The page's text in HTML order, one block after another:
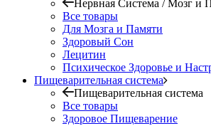
Нервная Система / Мозг и
Все товары
Для Мозга и Памяти
Здоровый Сон
Лецитин
Психическое Здоровье и
Пищеварительная система
Пищеварительная система
Все товары
Здоровое Пищеварение